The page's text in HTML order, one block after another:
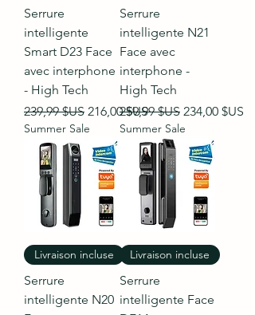
Serrure
intelligente
Smart D23 Face
avec interphone
- High Tech
Prix original
239,99 $US Prix promotionnel
216,00 $US
Summer Sale
Serrure
intelligente N21
Face avec
interphone -
High Tech
Prix original
259,99 $US Prix
234,00 $US
Summer Sale
Livraison incluse
Serrure
intelligente N20
Livraison incluse
Serrure
intelligente Face